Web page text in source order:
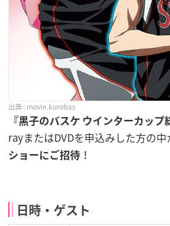
movie.kurobas
『黒子のバスケ ウインターカップ
rayまたはDVDを申込みした方の中
ショーにご招待 ！
日時・ゲスト